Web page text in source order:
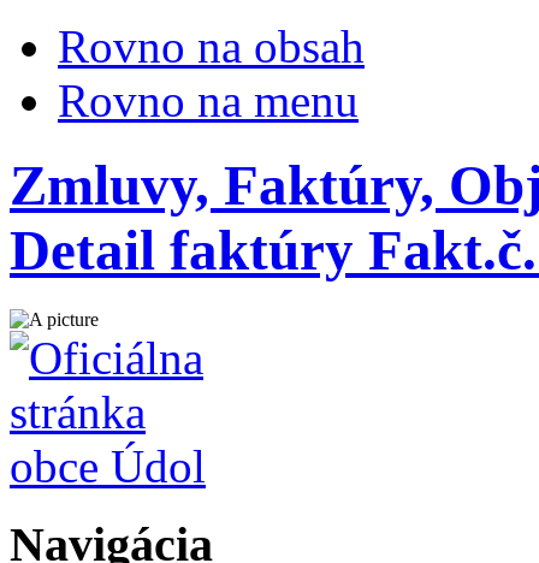
Rovno na obsah
Rovno na menu
Zmluvy, Faktúry,
Detail faktúry
Navigácia